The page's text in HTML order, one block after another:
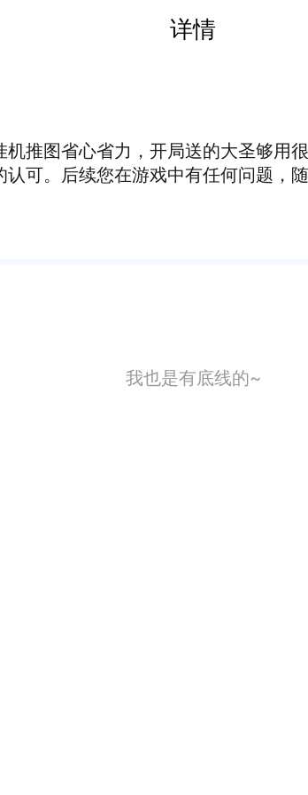
详情
推图省心省力，开局送的大圣够用
可。后续您在游戏中有任何问题，
我也是有底线的~